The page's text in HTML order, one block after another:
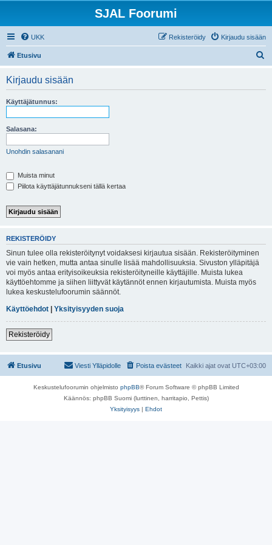
SJAL Foorumi
UKK Kirjaudu sisään
Rekisteröidy
Etusivu
Kirjaudu sisään
Käyttäjätunnus:
Salasana:
Unohdin salasanani
Muista minut
Piilota käyttäjätunnukseni tällä kertaa
REKISTERÖIDY
Sinun tulee olla rekisteröitynyt voidaksesi kirjautua sisään. Rekisteröityminen
vie vain hetken, mutta antaa sinulle lisää mahdollisuuksia. Sivuston ylläpitäjä
voi myös antaa erityisoikeuksia rekisteröityneille käyttäjille. Muista lukea
käyttöehtomme ja siihen liittyvät käytännöt ennen kirjautumista. Muista myös
lukea keskustelufoorumin säännöt.
Käyttöehdot | Yksityisyyden suoja
Rekisteröidy
Etusivu Kaikki ajat ovat UTC+03:00
Poista evästeet
Viesti Ylläpidolle
Keskustelufoorumin ohjelmisto phpBB® Forum Software © phpBB Limited
Käännös: phpBB Suomi (lurttinen, harritapio, Pettis)
Yksityisyys | Ehdot